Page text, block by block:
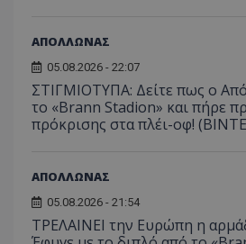
ΑΠΟΛΛΩΝΑΣ
05.08.2026 - 22:07
ΣΤΙΓΜΙΟΤΥΠΑ: Δείτε πως ο
το «Brann Stadion» και πήρε
πρόκρισης στα πλέι-οφ!
ΑΠΟΛΛΩΝΑΣ
05.08.2026 - 21:54
ΤΡΕΛΑΙΝΕΙ την Ευρώπη η